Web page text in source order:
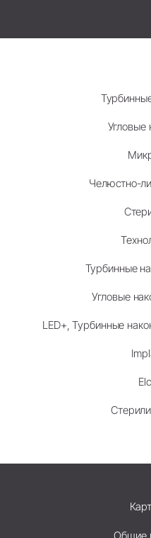
Угловые
Челюстно-
Турбинные
Угловые
LED+, Турбинные